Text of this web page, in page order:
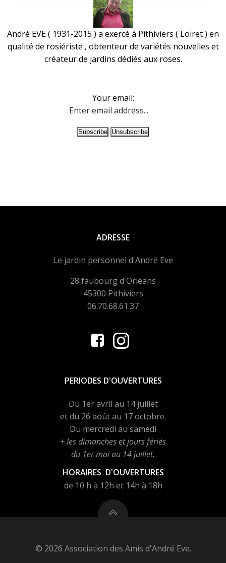
André EVE ( 1931-2015 ) a exercé à Pithiviers ( Loiret ) en
qualité de rosiériste , obtenteur de variétés nouvelles et
créateur de jardins dédiés aux roses.
Your email:
ADRESSE
Le jardin personnel d'André Eve
28 faubourg d'Orléans
45300 Pithiviers
06.70.68.61.37
PERIODES D'OUVERTURES
Du 1er avril au 14 juillet
et du 26 août au 17 octobre.
Du mercredi au samedi
+ les dimanches et jours fériés
du 1er mai au 14 juillet.
HORAIRES D'OUVERTURES
de 10 h à 12h et 14h à 18h
© 2026 Association des Amis d'André Eve.